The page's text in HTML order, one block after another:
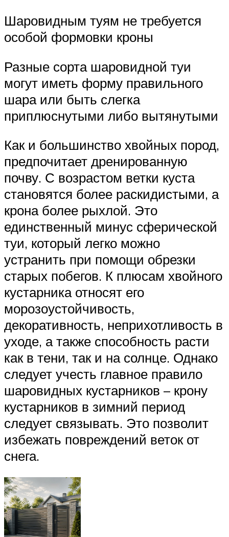
Шаровидным туям не требуется
особой формовки кроны
Разные сорта шаровидной туи
могут иметь форму правильного
шара или быть слегка
приплюснутыми либо вытянутыми
Как и большинство хвойных пород,
предпочитает дренированную
почву. С возрастом ветки куста
становятся более раскидистыми, а
крона более рыхлой. Это
единственный минус сферической
туи, который легко можно
устранить при помощи обрезки
старых побегов. К плюсам хвойного
кустарника относят его
морозоустойчивость,
декоративность, неприхотливость в
уходе, а также способность расти
как в тени, так и на солнце. Однако
следует учесть главное правило
шаровидных кустарников – крону
кустарников в зимний период
следует связывать. Это позволит
избежать повреждений веток от
снега.